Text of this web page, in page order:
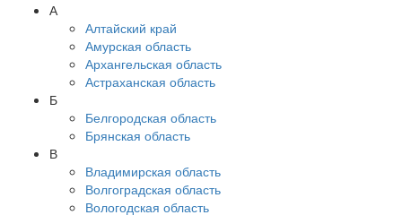
А
Алтайский край
Амурская область
Архангельская область
Астраханская область
Б
Белгородская область
Брянская область
В
Владимирская область
Волгоградская область
Вологодская область